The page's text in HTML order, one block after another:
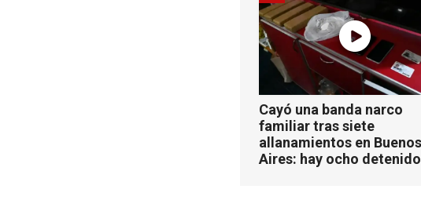
Cayó una banda narco
familiar tras siete
allanamientos en Buenos
Aires: hay ocho